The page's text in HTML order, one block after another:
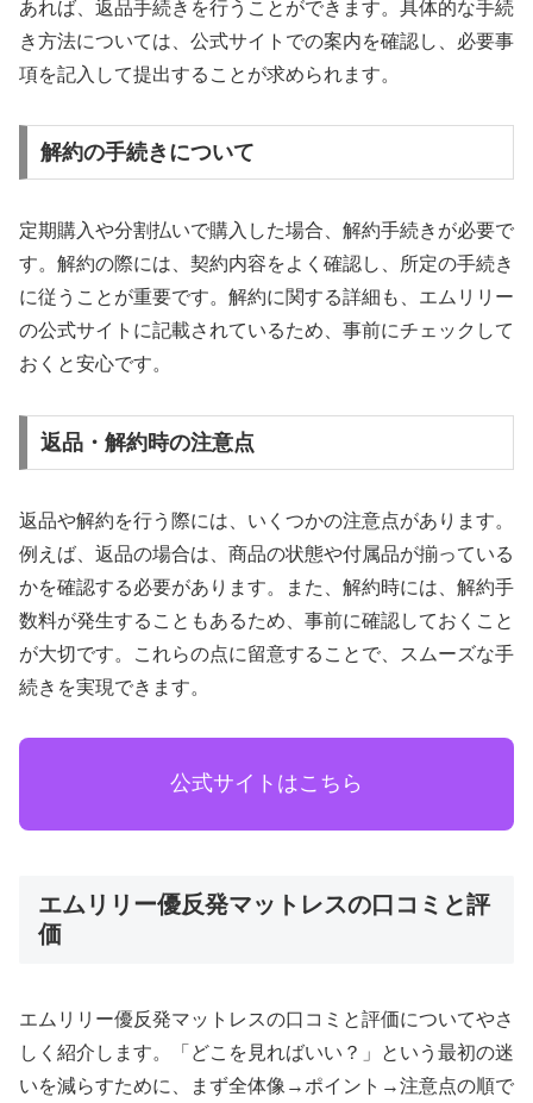
あれば、返品手続きを行うことができます。具体的な手続
き方法については、公式サイトでの案内を確認し、必要事
項を記入して提出することが求められます。
解約の手続きについて
定期購入や分割払いで購入した場合、解約手続きが必要で
す。解約の際には、契約内容をよく確認し、所定の手続き
に従うことが重要です。解約に関する詳細も、エムリリー
の公式サイトに記載されているため、事前にチェックして
おくと安心です。
返品・解約時の注意点
返品や解約を行う際には、いくつかの注意点があります。
例えば、返品の場合は、商品の状態や付属品が揃っている
かを確認する必要があります。また、解約時には、解約手
数料が発生することもあるため、事前に確認しておくこと
が大切です。これらの点に留意することで、スムーズな手
続きを実現できます。
公式サイトはこちら
エムリリー優反発マットレスの口コミと評
価
エムリリー優反発マットレスの口コミと評価についてやさ
しく紹介します。「どこを見ればいい？」という最初の迷
いを減らすために、まず全体像→ポイント→注意点の順で